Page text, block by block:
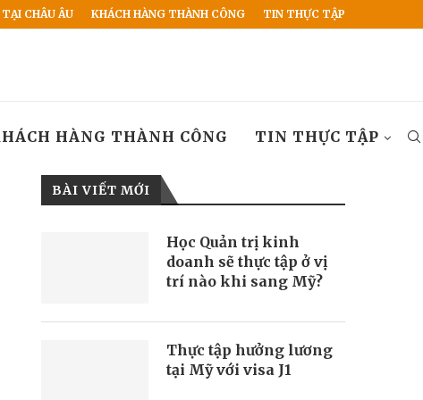
CHÂU ÂU KHÁCH HÀNG THÀNH CÔNG TIN THỰC TẬP
HÀNG THÀNH CÔNG TIN THỰC TẬP
BÀI VIẾT MỚI
Học Quản trị kinh
doanh sẽ thực tập ở vị
trí nào khi sang Mỹ?
Thực tập hưởng lương
tại Mỹ với visa J1